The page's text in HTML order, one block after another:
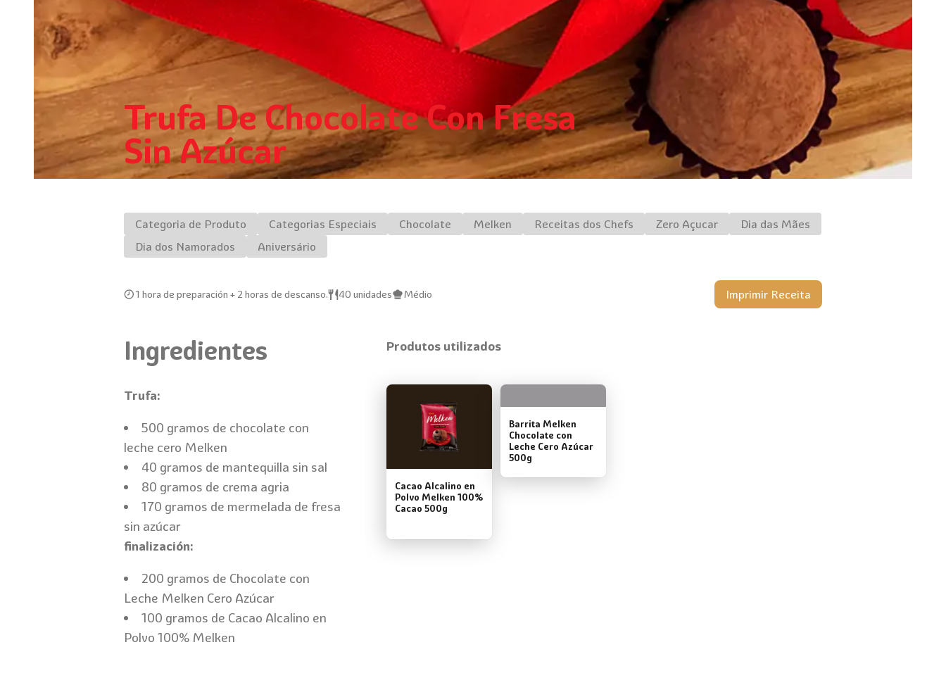
Trufa De Chocolate Con Fresa
Sin Azúcar
Categoria de Produto Categorias Especiais Chocolate Melken Receitas dos Chefs Zero Açucar
Dia das Mães
Dia dos Namorados
Aniversário
1 hora de preparación + 2 horas de descanso. 40 unidades Médio Imprimir Receita
Ingredientes
Trufa:
500 gramos de chocolate con
leche cero Melken
40 gramos de mantequilla sin sal
80 gramos de crema agria
170 gramos de mermelada de fresa
sin azúcar
finalización:
200 gramos de Chocolate con
Leche Melken Cero Azúcar
100 gramos de Cacao Alcalino en
Polvo 100% Melken
Produtos utilizados
Cacao Alcalino en
Polvo Melken 100%
Cacao 500g
Barrita Melken
Chocolate con
Leche Cero Azúcar
500g